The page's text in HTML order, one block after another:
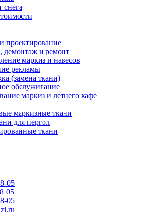
снега
проектирование
демонтаж и ремонт
маркиз и навесов
рекламы
(замена ткани)
обслуживание
маркиз и летнего кафе
маркизные ткани
для пергол
ткани
05
05
05